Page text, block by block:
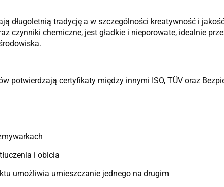
długoletnią tradycję a w szczególności kreatywność i
czynniki chemiczne, jest gładkie i nieporowate, idealnie
potwierdzają certyfikaty między innymi ISO, TÜV oraz
i obicia
umożliwia umieszczanie jednego na drugim